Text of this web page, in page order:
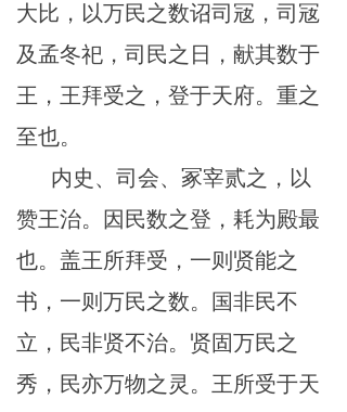
大比，以万民之数诏司㓂，司㓂
及孟冬祀，司民之日，献其数于
王，王拜受之，登于天府。重之
至也。
内史、司会、冢宰贰之，以
赞王治。因民数之登，耗为殿最
也。盖王所拜受，一则贤能之
书，一则万民之数。国非民不
立，民非贤不治。贤固万民之
秀，民亦万物之灵。王所受于天